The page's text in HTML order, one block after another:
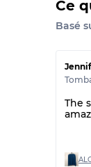
Ce
Basé
The